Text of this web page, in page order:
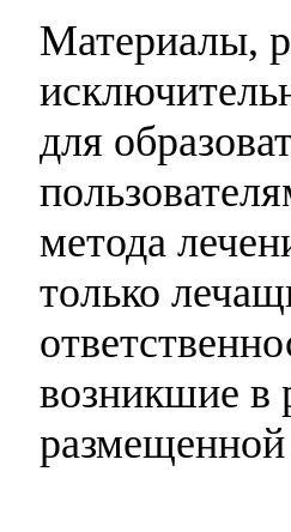
Материалы,
для
метода
только
возникшие в